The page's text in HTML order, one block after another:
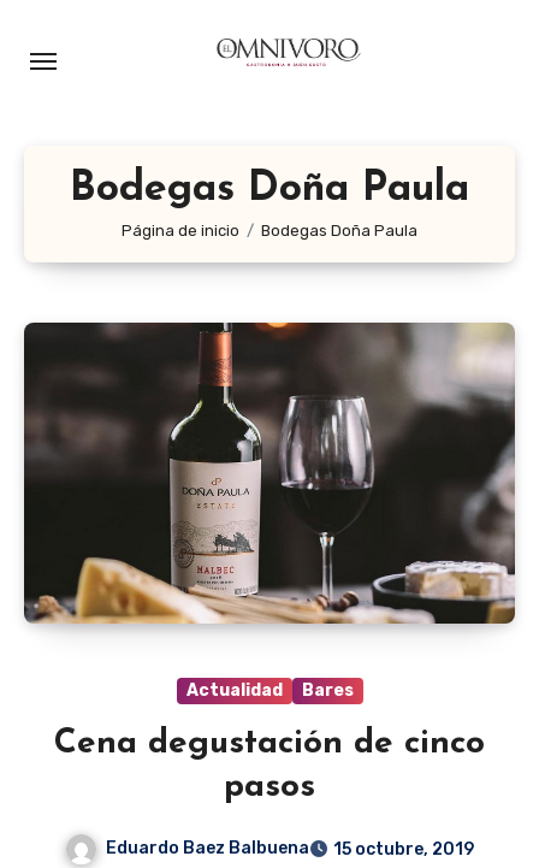
Bodegas Doña Paula
Página de inicio Bodegas Doña Paula
Actualidad Bares
Cena degustación de cinco
pasos
Eduardo Baez Balbuena
15 octubre, 2019